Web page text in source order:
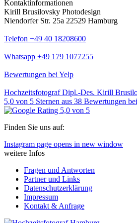
Kontaktinformationen
Kirill Brusilovsky Photodesign
Niendorfer Str. 25a 22529 Hamburg
Telefon +49 40 18208600
Whatsapp +49 179 1077255
Bewertungen bei Yelp
Hochzeitsfotograf Dipl.-Des. Kirill
5,0 von 5 Sternen aus 38 Bewertungen
Finden Sie uns auf:
Instagram page opens in new window
weitere Infos
Fragen und Antworten
Partner und Links
Datenschutzerklärung
Impressum
Kontakt & Anfrage